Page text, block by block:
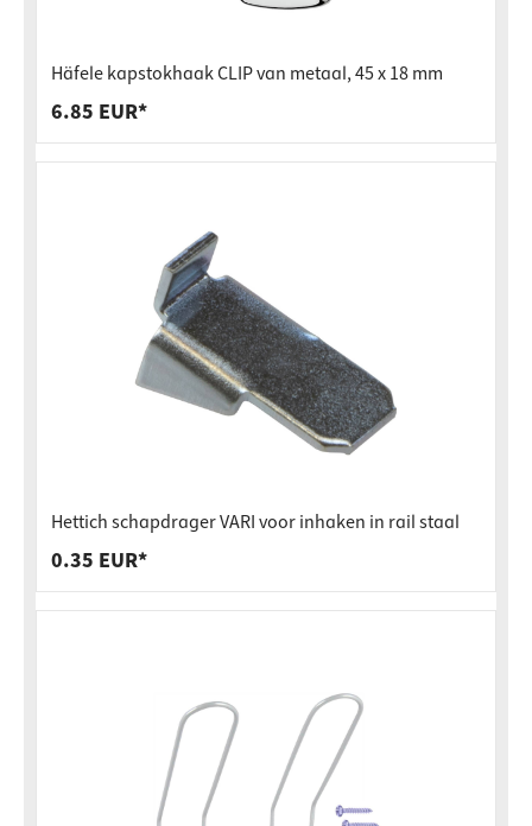
Häfele kapstokhaak CLIP van metaal, 45 x 18 mm
6.85 EUR*
Hettich schapdrager VARI voor inhaken in rail staal
0.35 EUR*